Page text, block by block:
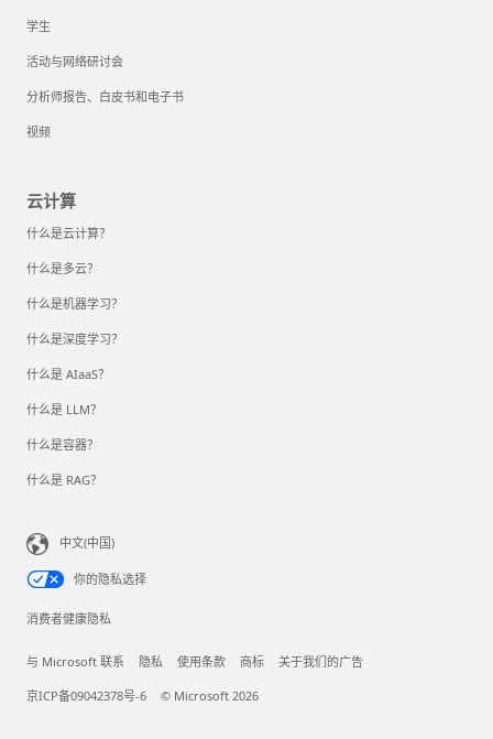
学生
活动与网络研讨会
分析师报告、白皮书和电子书
视频
云计算
什么是云计算？
什么是多云？
什么是机器学习？
什么是深度学习？
什么是 AIaaS？
什么是 LLM？
什么是容器？
什么是 RAG？
中文(中国)
你的隐私选择
消费者健康隐私
与 Microsoft 联系 隐私 使用条款 商标 关于我们的广告
京ICP备09042378号-6 © Microsoft 2026